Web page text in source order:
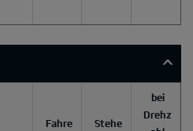
Fahre
Stehe
bei
Drehz